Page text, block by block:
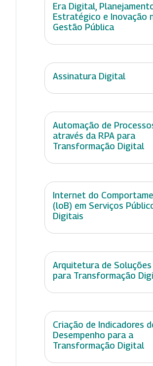
Era Digital,
Estratégico e Inovação
Gestão Pública
Assinatura Digital
Automação de
através da RPA para
Transformação Digital
Internet do
(loB) em Serviços
Digitais
Arquitetura de Soluções
para Transformação
Criação de Indicadores
Desempenho para a
Transformação Digital